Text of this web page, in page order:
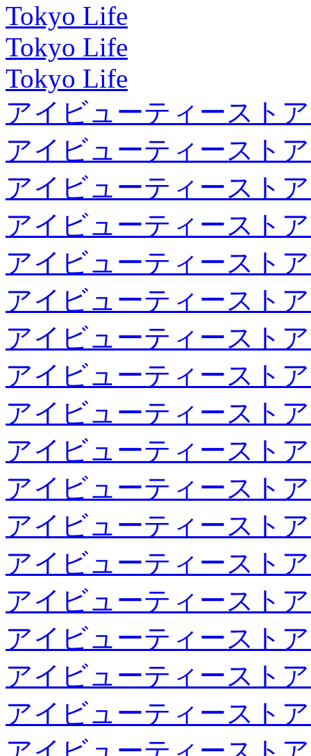
Tokyo Life
Tokyo Life
Tokyo Life
アイビューティースト
アイビューティースト
アイビューティースト
アイビューティースト
アイビューティースト
アイビューティースト
アイビューティースト
アイビューティースト
アイビューティースト
アイビューティースト
アイビューティースト
アイビューティースト
アイビューティースト
アイビューティースト
アイビューティースト
アイビューティースト
アイビューティースト